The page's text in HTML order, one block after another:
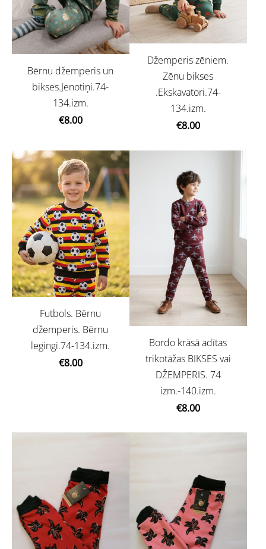
Bērnu džemperis un
bikses.Jenotiņi.74-
134.izm.
€8.00
Džemperis zēniem.
Zēnu bikses
.Ekskavatori.74-
134.izm.
€8.00
Futbols. Bērnu
džemperis. Bērnu
legingi.74-134.izm.
€8.00
Bordo krāsā adītas
trikotāžas BIKSES vai
DŽEMPERIS. 74
izm.-140.izm.
€8.00